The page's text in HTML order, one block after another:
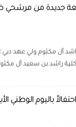
جديدة من مرشحي
آل مكتوم ولي عهد دبي
راشد بن سعيد آل
باليوم الوطني